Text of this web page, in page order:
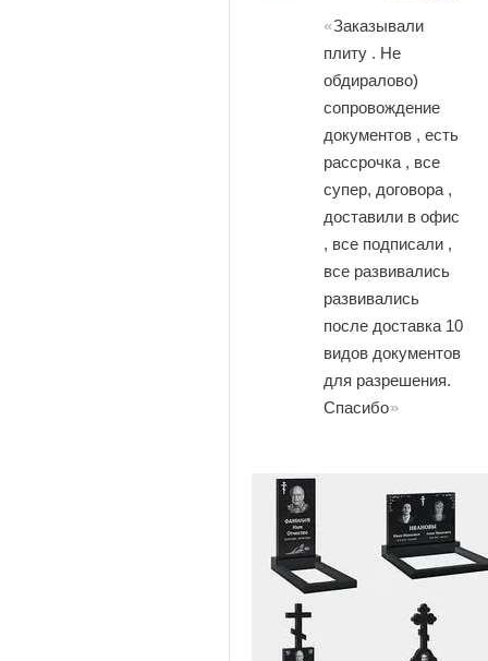
Заказывали
плиту . Не
обдиралово)
сопровождение
документов , есть
рассрочка , все
супер, договора ,
доставили в офис
, все подписали ,
все развивались
развивались
после доставка 10
видов документов
для разрешения.
Спасибо